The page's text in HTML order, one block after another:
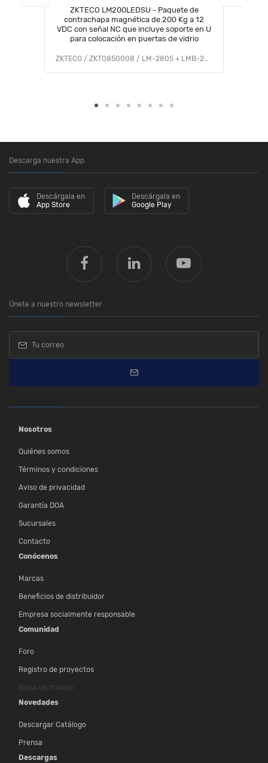
ZKTECO LM200LEDSU - Paquete de
contrachapa magnética de 200 Kg a 12
VDC con señal NC que incluye soporte en U
para colocación en puertas de vidrio
ZKTECO / ZKT0850008 / LM-2805 + LMB-280U
Descarga nuestra App
Descárgala en
App Store
Descárgala en
Google Play
Únete a nuestro newsletter
Nosotros
Quiénes somos
Términos y condiciones
Aviso de privacidad
Garantía DOA
Sucursales
Contacto
Conócenos
Marcas
Beneficios de distribuidor
Empresa socialmente responsable
Comunidad
Foro
Registro de proyectos
Bolsa de trabajo
Novedades
Descargar Catálogo
Prensa
Descargas